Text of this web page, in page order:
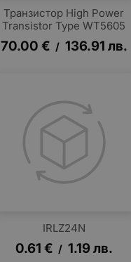
Транзистор High Power
Transistor Type WT5605
70.00 € / 136.91 лв.
IRLZ24N
0.61 € / 1.19лв.